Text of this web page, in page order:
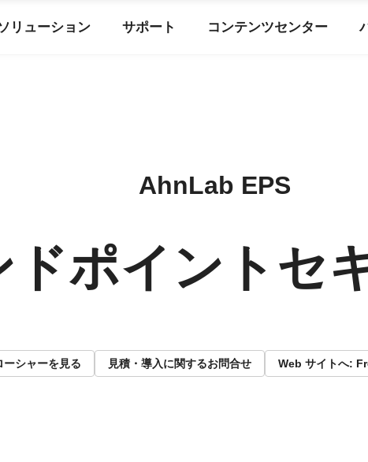
リューション サポート コンテンツセンター
AhnLab EPS
ーシャーを見る 見積・導入に関するお問合せ Web サイトへ: